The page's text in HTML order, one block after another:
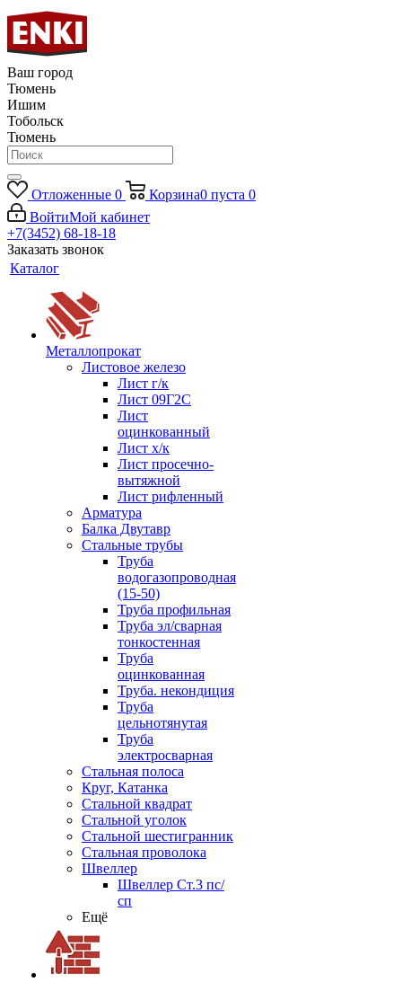
Ваш город
Тюмень
Ишим
Тобольск
Тюмень
Отложенные 0 Корзина0 пуста 0
ВойтиМой кабинет
+7(3452) 68-18-18
Заказать звонок
Каталог
Металлопрокат
Листовое железо
Лист г/к
Лист 09Г2С
Лист
оцинкованный
Лист х/к
Лист просечно-
вытяжной
Лист рифленный
Арматура
Балка Двутавр
Стальные трубы
Труба
водогазопроводная
(15-50)
Труба профильная
Труба эл/сварная
тонкостенная
Труба
оцинкованная
Труба. некондиция
Труба
цельнотянутая
Труба
электросварная
Стальная полоса
Круг, Катанка
Стальной квадрат
Стальной уголок
Стальной шестигранник
Стальная проволока
Швеллер
Швеллер Ст.3 пс/
сп
Ещё